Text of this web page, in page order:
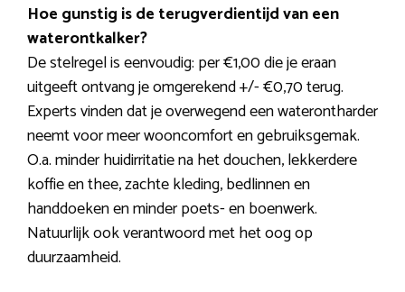
Hoe gunstig is de terugverdientijd van een
waterontkalker?
De stelregel is eenvoudig: per €1,00 die je eraan
uitgeeft ontvang je omgerekend +/- €0,70 terug.
Experts vinden dat je overwegend een waterontharder
neemt voor meer wooncomfort en gebruiksgemak.
O.a. minder huidirritatie na het douchen, lekkerdere
koffie en thee, zachte kleding, bedlinnen en
handdoeken en minder poets- en boenwerk.
Natuurlijk ook verantwoord met het oog op
duurzaamheid.